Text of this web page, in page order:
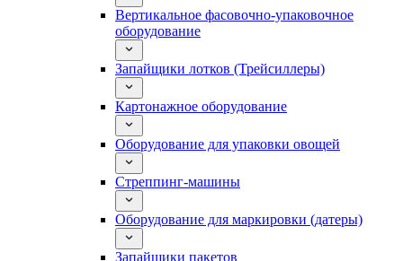
Вертикальное фасовочно-упаковочное
оборудование
Запайщики лотков (Трейсиллеры)
Картонажное оборудование
Оборудование для упаковки овощей
Стреппинг-машины
Оборудование для маркировки (датеры)
Запайщики пакетов